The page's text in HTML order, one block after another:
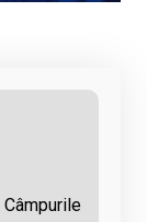
Câmpurile